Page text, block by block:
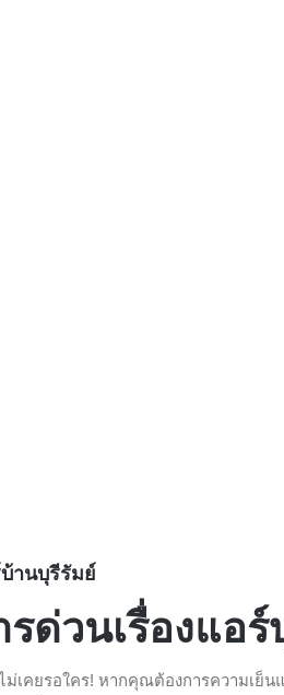
านบุรีรัมย์
รด่วนเรื่องแอ
ม่เคยรอใคร! หากคุณต้องการความเย็